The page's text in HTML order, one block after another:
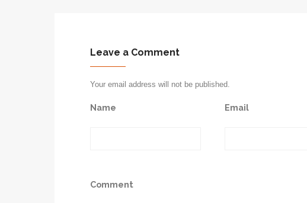
Leave a Comment
Your email address will not be published.
Name Email
Comment